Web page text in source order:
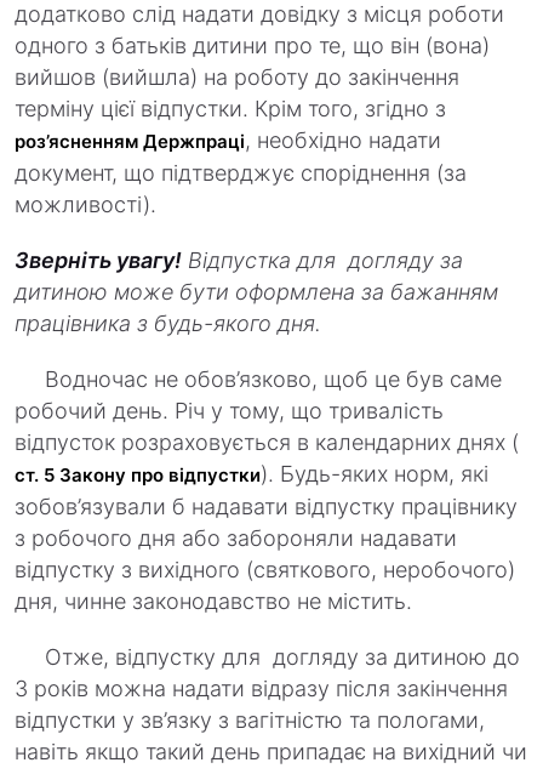
додатково слід надати довідку з місця роботи
одного з батьків дитини про те, що він (вона)
вийшов (вийшла) на роботу до закінчення
терміну цієї відпустки. Крім того, згідно з
роз’ясненням Держпраці, необхідно надати
документ, що підтверджує споріднення (за
можливості).
Зверніть увагу! Відпустка для догляду за
дитиною може бути оформлена за бажанням
працівника з будь-якого дня.
Водночас не обов’язково, щоб це був саме
робочий день. Річ у тому, що тривалість
відпусток розраховується в календарних днях (
ст. 5 Закону про відпустки). Будь-яких норм, які
зобов’язували б надавати відпустку працівнику
з робочого дня або забороняли надавати
відпустку з вихідного (святкового, неробочого)
дня, чинне законодавство не містить.
Отже, відпустку для догляду за дитиною до
3 років можна надати відразу після закінчення
відпустки у зв’язку з вагітністю та пологами,
навіть якщо такий день припадає на вихідний чи